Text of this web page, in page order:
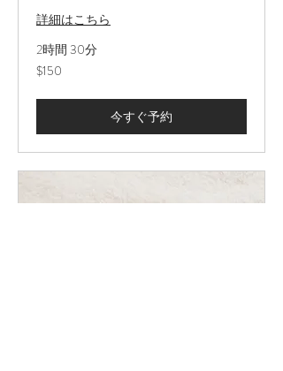
詳細はこちら
2時間 30分
150
米
ル
$150
今すぐ予約